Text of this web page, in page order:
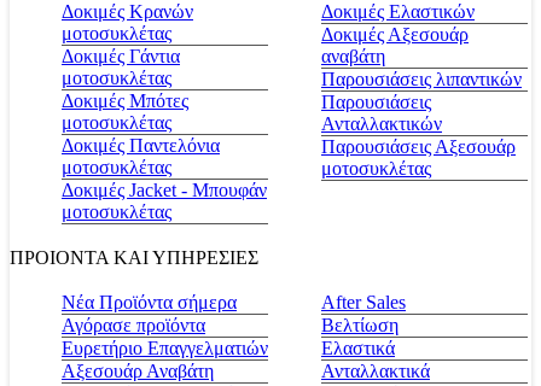
Δοκιμές Κρανών
μοτοσυκλέτας
Δοκιμές Γάντια
μοτοσυκλέτας
Δοκιμές Μπότες
μοτοσυκλέτας
Δοκιμές Παντελόνια
μοτοσυκλέτας
Δοκιμές Jacket - Μπουφάν
μοτοσυκλέτας
Δοκιμές Ελαστικών
Δοκιμές Αξεσουάρ
αναβάτη
Παρουσιάσεις λιπαντικών
Παρουσιάσεις
Ανταλλακτικών
Παρουσιάσεις Αξεσουάρ
μοτοσυκλέτας
ΠΡΟΙΟΝΤΑ ΚΑΙ ΥΠΗΡΕΣΙΕΣ
Νέα Προϊόντα σήμερα
Αγόρασε προϊόντα
Ευρετήριο Επαγγελματιών
Αξεσουάρ Αναβάτη
Αfter Sales
Βελτίωση
Ελαστικά
Ανταλλακτικά